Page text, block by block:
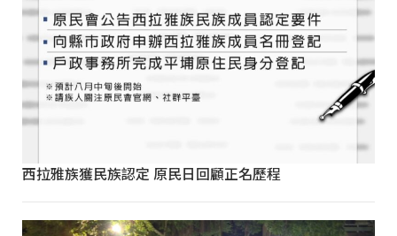
西拉雅族獲民族認定 原民日回顧正名歷程